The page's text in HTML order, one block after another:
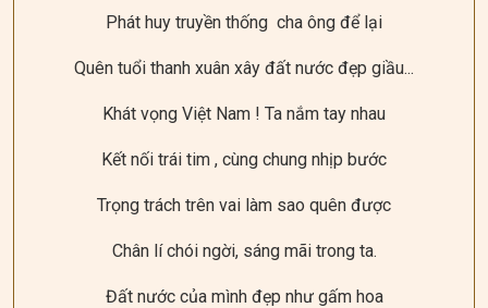
Phát huy truyền thống cha ông để lại
Quên tuổi thanh xuân xây đất nước đẹp giầu...
Khát vọng Việt Nam ! Ta nắm tay nhau
Kết nối trái tim , cùng chung nhịp bước
Trọng trách trên vai làm sao quên được
Chân lí chói ngời, sáng mãi trong ta.
Đất nước của mình đẹp như gấm hoa